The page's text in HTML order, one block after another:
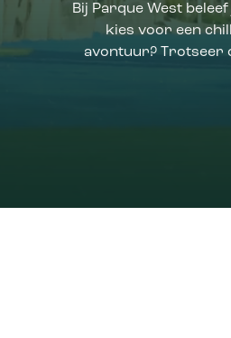
Bij Parque West
kies voor een
avontuur? Trotseer